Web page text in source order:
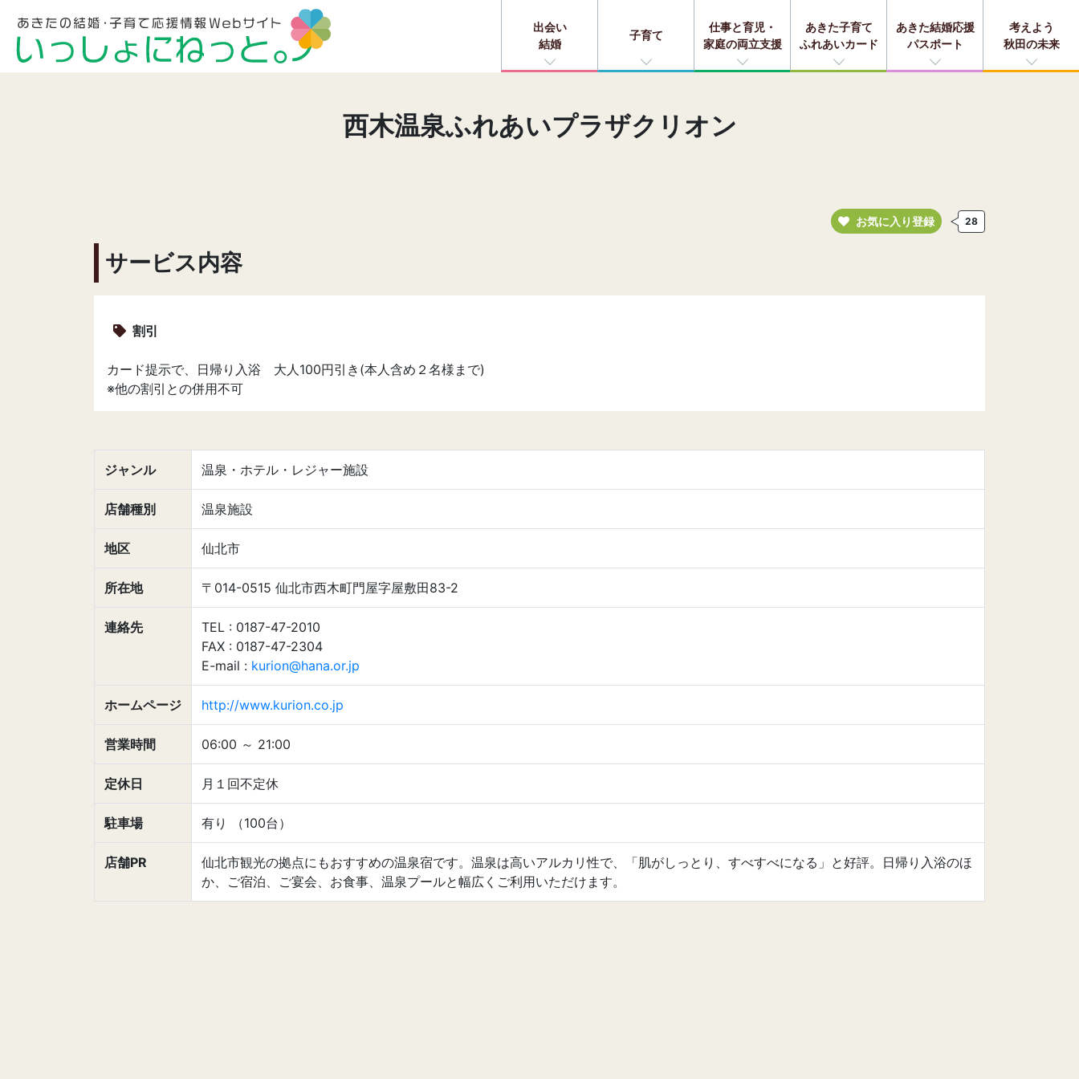
出会い
結婚
子育て
仕事と育児・
家庭の両立支援
あきた子育て
ふれあいカード
あきた結婚応援
パスポート
考えよう
秋田の未来
西木温泉ふれあいプラザクリオン
お気に入り登録 28
サービス内容
割引
カード提示で、日帰り入浴 大人100円引き(本人含め２名様まで)
※他の割引との併用不可
ジャンル 温泉・ホテル・レジャー施設
店舗種別 温泉施設
地区 仙北市
所在地 〒014-0515 仙北市西木町門屋字屋敷田83-2
連絡先
TEL : 0187-47-2010
FAX : 0187-47-2304
E-mail : kurion@hana.or.jp
ホームページ http://www.kurion.co.jp
営業時間 06:00 ～ 21:00
定休日 月１回不定休
駐車場 有り （100台）
店舗PR
仙北市観光の拠点にもおすすめの温泉宿です。温泉は高いアルカリ性で、「肌がしっとり、すべすべになる」と好評。日帰り入浴のほ
か、ご宿泊、ご宴会、お食事、温泉プールと幅広くご利用いただけます。